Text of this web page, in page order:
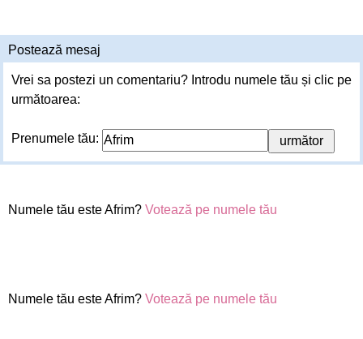
Postează mesaj
Vrei sa postezi un comentariu? Introdu numele tău și clic pe
următoarea:
Prenumele tău:
Numele tău este Afrim? Votează pe numele tău
Numele tău este Afrim? Votează pe numele tău